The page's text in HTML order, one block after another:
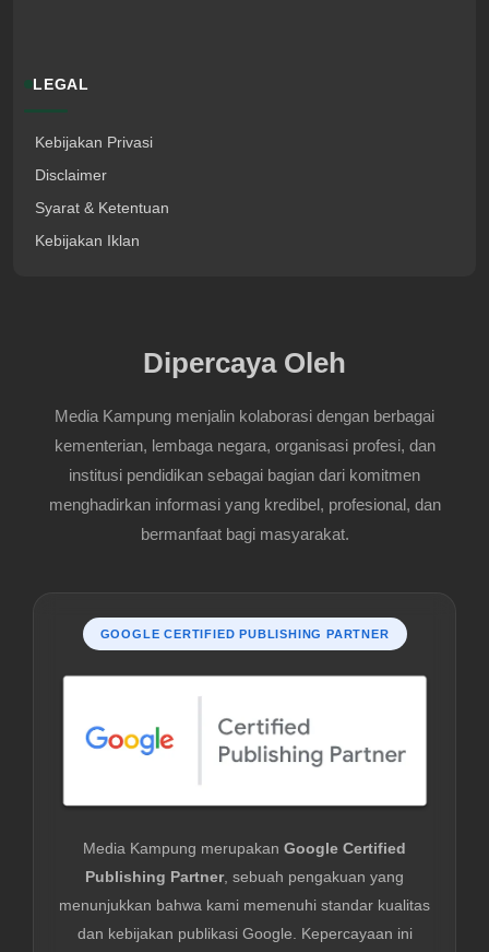
LEGAL
Kebijakan Privasi
Disclaimer
Syarat & Ketentuan
Kebijakan Iklan
Dipercaya Oleh
Media Kampung menjalin kolaborasi dengan berbagai
kementerian, lembaga negara, organisasi profesi, dan
institusi pendidikan sebagai bagian dari komitmen
menghadirkan informasi yang kredibel, profesional, dan
bermanfaat bagi masyarakat.
GOOGLE CERTIFIED PUBLISHING PARTNER
Media Kampung merupakan Google Certified
Publishing Partner, sebuah pengakuan yang
menunjukkan bahwa kami memenuhi standar kualitas
dan kebijakan publikasi Google. Kepercayaan ini